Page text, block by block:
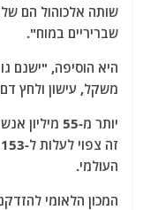
שותה אלכוהול הם
שבריריים במוח".
היא הוסיפה, "ישנם
משקל, עישון ולחץ
יותר מ-55
העולמי.
המכון הלאומי